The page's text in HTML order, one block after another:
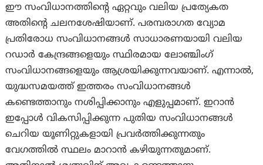
ഈ സംവിധാനത്തിന്റെ ഏറ്റവും വലിയ പ്രത്യേകത
അതിന്റെ ചലനശേഷിയാണ്. പരമ്പരാഗത വ്യോമ
പ്രതിരോധ സംവിധാനങ്ങൾ സാധാരണയായി വലിയ
റഡാർ കേന്ദ്രങ്ങളെയും സ്ഥിരമായ ലോഞ്ചിംഗ്
സംവിധാനങ്ങളെയും ആശ്രയിക്കുന്നവയാണ്. എന്നാൽ,
യുദ്ധസമയത്ത് ഇത്തരം സംവിധാനങ്ങൾ
കണ്ടെത്താനും നശിപ്പിക്കാനും എളുപ്പമാണ്. ഇറാൻ
ഇപ്പോൾ വികസിപ്പിക്കുന്ന പുതിയ സംവിധാനങ്ങൾ
ചെറിയ യൂണിറ്റുകളായി പ്രവർത്തിക്കുന്നതും
വേഗത്തിൽ സ്ഥലം മാറാൻ കഴിയുന്നതുമാണ്.